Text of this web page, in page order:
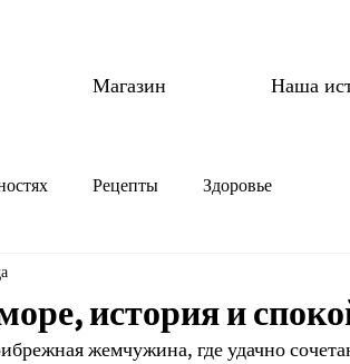
Наша
Магазин
Рецепты Здоровье
история и
жемчужина, где удачно